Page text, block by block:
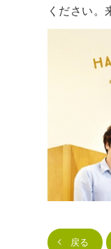
ください。
戻る